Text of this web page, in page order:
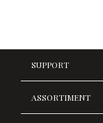
SUPPORT
ASSORTIMENT